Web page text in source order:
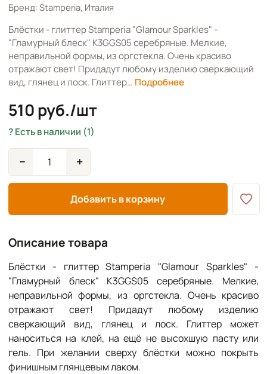
Бренд: Stamperia, Италия
Блёстки - глиттер Stamperia "Glamour Sparkles" -
"Гламурный блеск" K3GGS05 серебряные. Мелкие,
неправильной формы, из оргстекла. Очень красиво
отражают свет! Придадут любому изделию сверкающий
вид, глянец и лоск. Глиттер… Подробнее
510 руб./шт
Есть в наличии (1)
− +
Добавить в корзину
Описание товара
Блёстки - глиттер Stamperia "Glamour Sparkles" -
"Гламурный блеск" K3GGS05 серебряные. Мелкие,
неправильной формы, из оргстекла. Очень красиво
отражают свет! Придадут любому изделию
сверкающий вид, глянец и лоск. Глиттер может
наноситься на клей, на ещё не высохшую пасту или
гель. При желании сверху блёстки можно покрыть
финишным глянцевым лаком.